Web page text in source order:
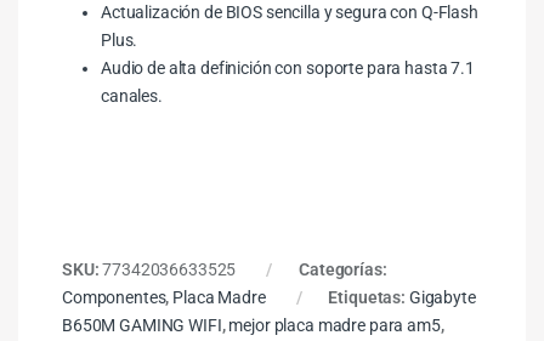
Actualización de BIOS sencilla y segura con Q-Flash
Plus.
Audio de alta definición con soporte para hasta 7.1
canales.
SKU:77342036633525
Categorías:
Componentes, Placa Madre Etiquetas: Gigabyte
B650M GAMING WIFI,mejor placa madre para am5,